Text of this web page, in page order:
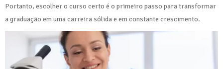
Portanto, escolher o curso certo é o primeiro passo para transformar
a graduação em uma carreira sólida e em constante crescimento.